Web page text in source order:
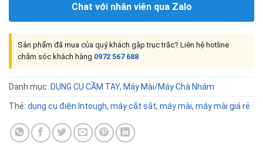
Chat với nhân viên qua Zalo
Sản phẩm đã mua của quý khách gặp trục trặc? Liên hệ hotline
chăm sóc khách hàng 0972 567 688
Danh mục: DỤNG CỤ CẦM TAY, Máy Mài/Máy Chà Nhám
Thẻ: dụng cụ điện Intough, máy cắt sắt, máy mài, máy mài giá rẻ